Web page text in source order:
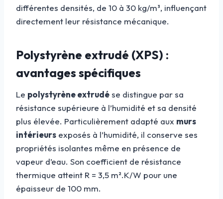
différentes densités, de 10 à 30 kg/m³, influençant
directement leur résistance mécanique.
Polystyrène extrudé (XPS) :
avantages spécifiques
Le polystyrène extrudése distingue par sa
résistance supérieure à l’humidité et sa densité
plus élevée. Particulièrement adapté aux murs
intérieurs exposés à l’humidité, il conserve ses
propriétés isolantes même en présence de
vapeur d’eau. Son coefficient de résistance
thermique atteint R = 3,5 m².K/W pour une
épaisseur de 100 mm.